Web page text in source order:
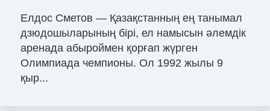
Елдос Сметов — Қазақстанның ең танымал
дзюдошыларының бірі, ел намысын әлемдік
аренада абыроймен қорғап жүрген
Олимпиада чемпионы. Ол 1992 жылы 9
қыр...